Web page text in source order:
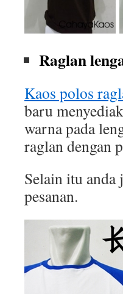
Raglan
Kaos polos
baru
warna pada
raglan dengan
Selain itu anda
pesanan.